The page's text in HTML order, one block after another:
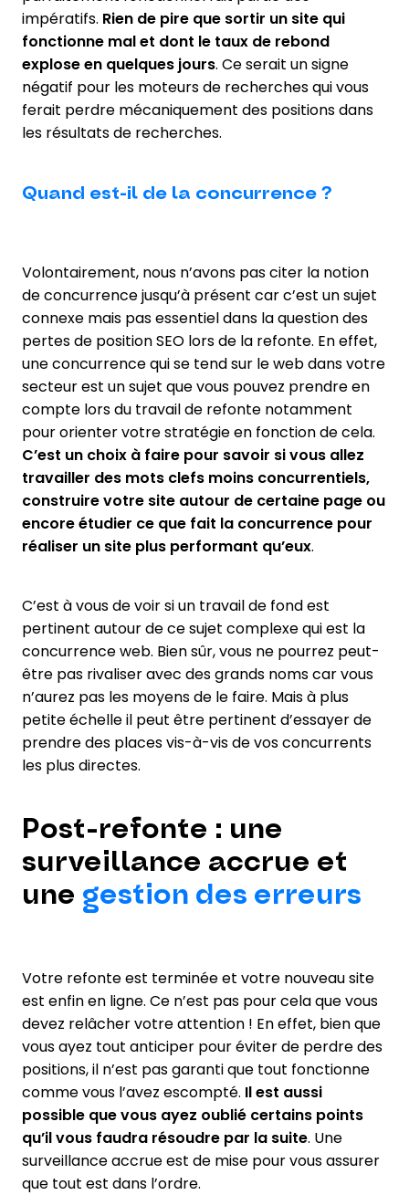
impératifs. Rien de pire que sortir un site qui
fonctionne mal et dont le taux de rebond
explose en quelques jours. Ce serait un signe
négatif pour les moteurs de recherches qui vous
ferait perdre mécaniquement des positions dans
les résultats de recherches.
Quand est-il de la concurrence ?
Volontairement, nous n’avons pas citer la notion
de concurrence jusqu’à présent car c’est un sujet
connexe mais pas essentiel dans la question des
pertes de position SEO lors de la refonte. En effet,
une concurrence qui se tend sur le web dans votre
secteur est un sujet que vous pouvez prendre en
compte lors du travail de refonte notamment
pour orienter votre stratégie en fonction de cela.
C’est un choix à faire pour savoir si vous allez
travailler des mots clefs moins concurrentiels,
construire votre site autour de certaine page ou
encore étudier ce que fait la concurrence pour
réaliser un site plus performant qu’eux.
C’est à vous de voir si un travail de fond est
pertinent autour de ce sujet complexe qui est la
concurrence web. Bien sûr, vous ne pourrez peut-
être pas rivaliser avec des grands noms car vous
n’aurez pas les moyens de le faire. Mais à plus
petite échelle il peut être pertinent d’essayer de
prendre des places vis-à-vis de vos concurrents
les plus directes.
Post-refonte : une
surveillance accrue et
une gestion des erreurs
Votre refonte est terminée et votre nouveau site
est enfin en ligne. Ce n’est pas pour cela que vous
devez relâcher votre attention ! En effet, bien que
vous ayez tout anticiper pour éviter de perdre des
positions, il n’est pas garanti que tout fonctionne
comme vous l’avez escompté. Il est aussi
possible que vous ayez oublié certains points
qu’il vous faudra résoudre par la suite. Une
surveillance accrue est de mise pour vous assurer
que tout est dans l’ordre.